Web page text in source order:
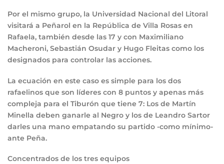
Por el mismo grupo, la Universidad Nacional del Litoral
visitará a Peñarol en la República de Villa Rosas en
Rafaela, también desde las 17 y con Maximiliano
Macheroni, Sebastián Osudar y Hugo Fleitas como los
designados para controlar las acciones.
La ecuación en este caso es simple para los dos
rafaelinos que son líderes con 8 puntos y apenas más
compleja para el Tiburón que tiene 7: Los de Martín
Minella deben ganarle al Negro y los de Leandro Sartor
darles una mano empatando su partido -como mínimo-
ante Peña.
Concentrados de los tres equipos